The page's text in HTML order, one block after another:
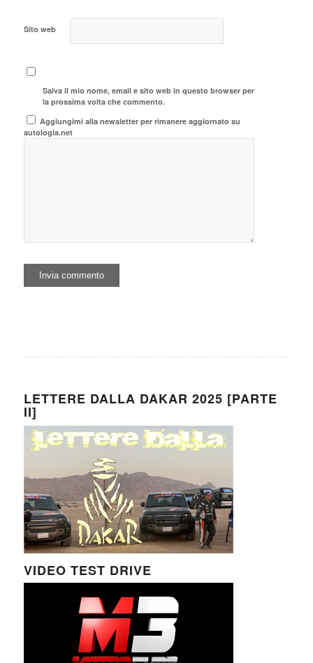
Sito web
Salva il mio nome, email e sito web in questo browser per
la prossima volta che commento.
Aggiungimi alla newsletter per rimanere aggiornato su
autologia.net
LETTERE DALLA DAKAR 2025 [PARTE
II]
VIDEO TEST DRIVE